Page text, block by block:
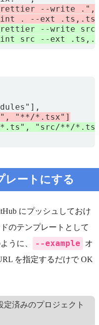
レートにする
にプッシュしておけ
のテンプレートとして
うに、
--example
オ
を指定するだけで OK
定済みのプロジェクト